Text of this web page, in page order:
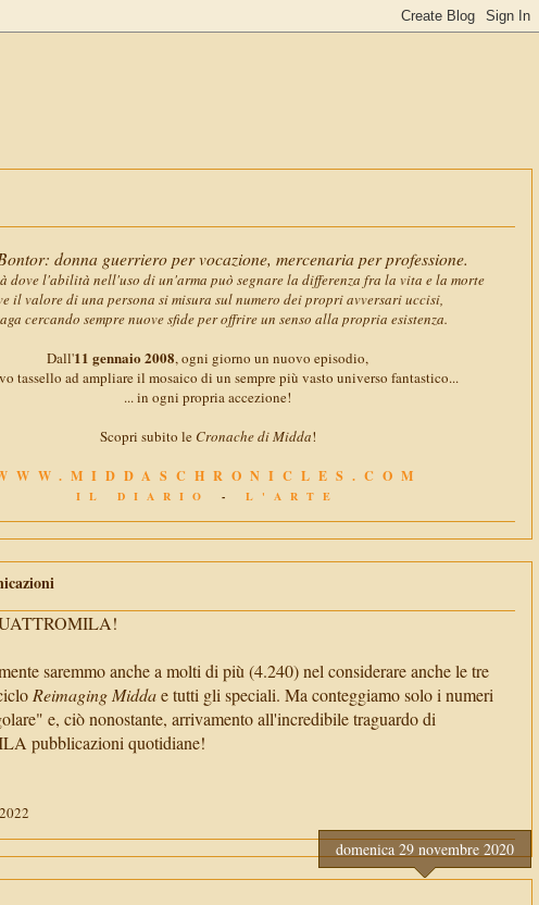
donna guerriero per vocazione, mercenaria per professione.
dove l'abilità nell'uso di un'arma può segnare la differenza fra la vita e la morte
il valore di una persona si misura sul numero dei propri avversari uccisi,
cercando sempre nuove sfide per offrire un senso alla propria esistenza.
Dall'11 gennaio 2008, ogni giorno un nuovo episodio,
tassello ad ampliare il mosaico di un sempre più vasto universo fantastico...
... in ogni propria accezione!
Scopri subito le Cronache di Midda!
IL DIARIO - L'ARTE
saremmo anche a molti di più (4.240) nel considerare anche le tre
Reimaging Middae tutti gli speciali. Ma conteggiamo solo i numeri
e, ciò nonostante, arrivamento all'incredibile traguardo di
pubblicazioni quotidiane!
domenica 29 novembre 2020